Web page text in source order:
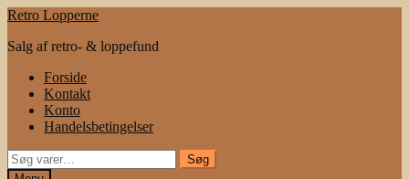
Spring
navigation
Spring
indhold
Retro Lopperne
Salg af retro- & loppefund
Forside
Kontakt
Konto
Handelsbetingelser
Søg
efter:
Søg